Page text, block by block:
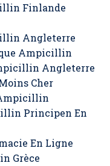
Finlande
Angleterre
Ampicillin
Angleterre
Cher
Principen En
En Ligne
Grèce